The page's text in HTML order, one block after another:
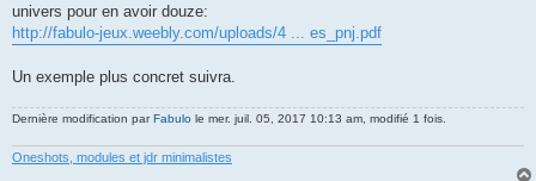
univers pour en avoir douze:
http://fabulo-jeux.weebly.com/uploads/4 ... es_pnj.pdf
Un exemple plus concret suivra.
Dernière modification parFabulo le mer. juil. 05, 2017 10:13 am, modifié 1 fois.
Oneshots, modules et jdr minimalistes